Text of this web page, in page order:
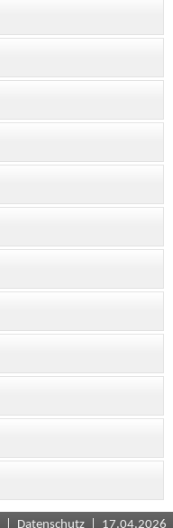
Datenschutz | 17.04.2026